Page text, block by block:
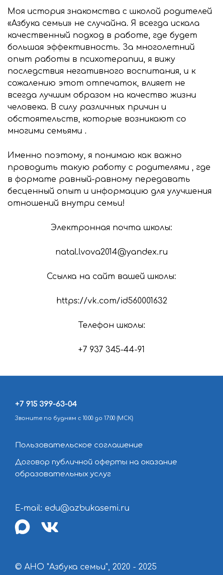
Моя история знакомства с школой родителей
«Азбука семьи» не случайна. Я всегда искала
качественный подход в работе, где будет
большая эффективность. За многолетний
опыт работы в психотерапии, я вижу
последствия негативного воспитания, и к
сожалению этот отпечаток, влияет не
всегда лучшим образом на качество жизни
человека. В силу различных причин и
обстоятельств, которые возникают со
многими семьями .
Именно поэтому, я понимаю как важно
проводить такую работу с родителями , где
в формате равный-равному передавать
бесценный опыт и информацию для улучшения
отношений внутри семьи!
Электронная почта школы:
natal.lvova2014@yandex.ru
Ссылка на сайт вашей школы:
https://vk.com/id560001632
Телефон школы:
+7 937 345-44-91
+7 915 399-63-04
Звоните по будням с 10:00 до 17:00 (МСК)
Пользовательское соглашение
Договор публичной оферты на оказание
образовательных услуг
E-mail: edu@azbukasemi.ru
max vk
© АНО "Азбука семьи", 2020 - 2025